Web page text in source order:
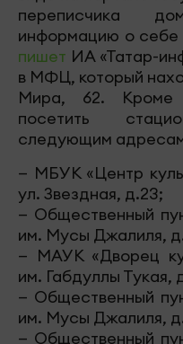
переписчика
информацию о себе
пишет ИА «Татар-
в МФЦ, который
Мира, 62. Кроме
посетить
следующим
— МБУК «Центр
ул. Звездная, д.23;
— Общественный
им. Мусы Джалиля,
— МАУК «Дворец
им. Габдуллы Тукая,
— Общественный
им. Мусы Джалиля,
— Общественный